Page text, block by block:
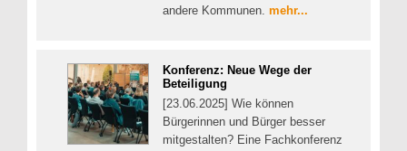
andere Kommunen. mehr...
Konferenz: Neue Wege der
Beteiligung
[23.06.2025] Wie können
Bürgerinnen und Bürger besser
mitgestalten? Eine Fachkonferenz